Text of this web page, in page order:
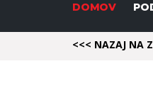
DOMOV
<<< NAZAJ NA